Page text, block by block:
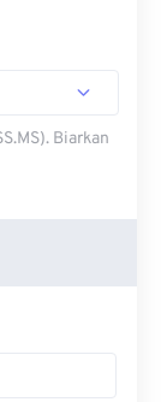
Biarkan